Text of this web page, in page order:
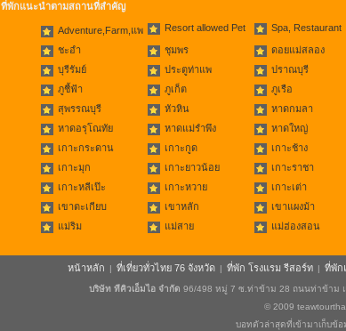
ที่พักแนะนำตามสถานที่สำคัญ
Adventure,Farm,แพ Resort allowed Pet Spa, Restaurant
ชะอำ
ชุมพร ดอยแม่สลอง
บุรีรัมย์
ประตูท่าแพ ปราณบุรี
ภูชี้ฟ้า
ภูเก็ต ภูเรือ
สุพรรณบุรี
หัวหิน หาดกมลา
หาดอรุโณทัย
หาดแม่รำพึง หาดใหญ่
เกาะกระดาน
เกาะกูด เกาะช้าง
เกาะมุก
เกาะยาวน้อย เกาะราชา
เกาะหลีเป๊ะ
เกาะหวาย เกาะเต่า
เขาตะเกียบ
เขาหลัก เขาแผงม้า
แม่ริม
แม่สาย แม่ฮ่องสอน
หน้าหลัก | ที่เที่ยวทั่วไทย 76 จังหวัด | ที่พัก โรงแรม รีสอร์ท | ที่พัก
บริษัท ทีคิวเอ็มไอ จำกัด 96/498 หมู่ 7 ซ.ท่าข้าม 28 ถนนท่าข้าม แ
© 2009
บอทตัวล่าสุดที่เข้ามาเก็บข้อ